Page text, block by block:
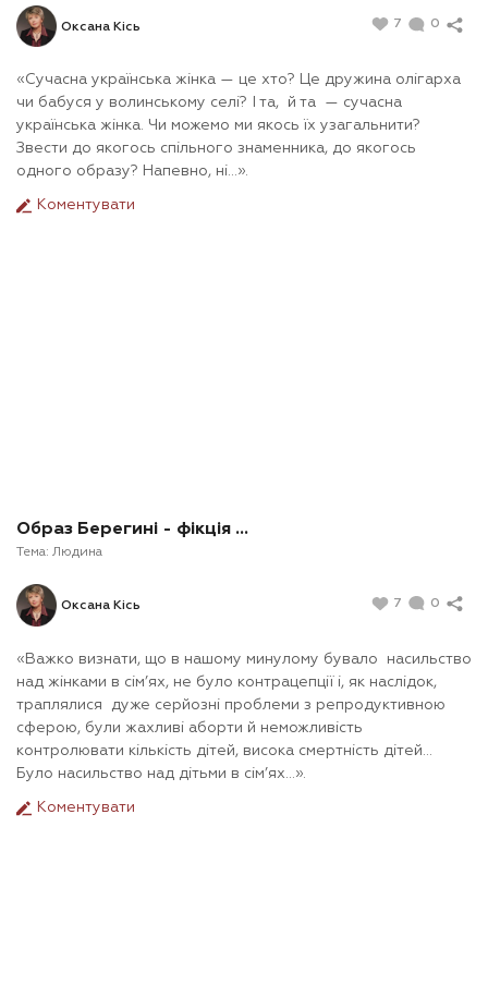
Оксана Кісь 7 0
«Сучасна українська жінка — це хто? Це дружина олігарха
чи бабуся у волинському селі? І та, й та — сучасна
українська жінка. Чи можемо ми якось їх узагальнити?
Звести до якогось спільного знаменника, до якогось
одного образу? Напевно, ні…».
Коментувати
Образ Берегині - фікція …
Тема: Людина
Оксана Кісь 7 0
«Важко визнати, що в нашому минулому бувало насильство
над жінками в сім’ях, не було контрацепції і, як наслідок,
траплялися дуже серйозні проблеми з репродуктивною
сферою, були жахливі аборти й неможливість
контролювати кількість дітей, висока смертність дітей…
Було насильство над дітьми в сім’ях…».
Коментувати